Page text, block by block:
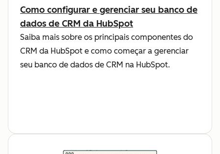
Como configurar e gerenciar seu banco de
dados de CRM da HubSpot
Saiba mais sobre os principais componentes do
CRM da HubSpot e como começar a gerenciar
seu banco de dados de CRM na HubSpot.